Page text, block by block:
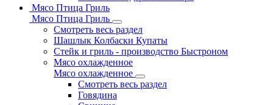
Мясо Птица Гриль
Мясо Птица Гриль
Смотреть весь раздел
Шашлык Колбаски Купаты
Стейк и гриль - производство Быстроном
Мясо охлажденное
Мясо охлажденное
Смотреть весь раздел
Говядина